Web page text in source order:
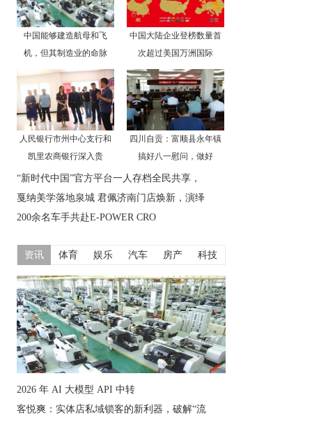
中国能够建造航母和飞
机，但其制造业的命脉
中国大陆企业登榜数量首
次超过美国万洲国际
人民银行市州中心支行和
凯里农商银行深入贵
四川自贡：富顺县永年镇
搞好八一慰问，做好
“新时代中国”官方平台一人存档全民共享，
戛纳美学落地泉城 君佩济南门店焕新，演绎
200余名车手共赴E-POWER CRO
资讯 体育 娱乐 汽车 房产 科技
2026 年 AI 大模型 API 中转
客悦爽：实体店私域锁客的新利器，破解“流